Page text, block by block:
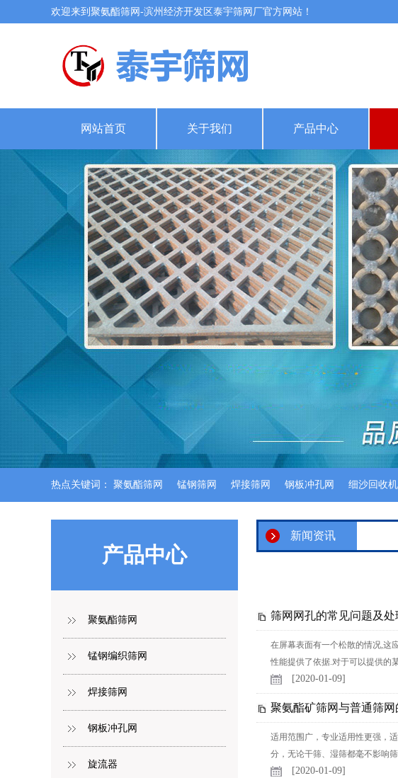
欢迎来到聚氨酯筛网-滨州经济开发区泰宇筛网厂官方网站！
网站首页 关于我们 产品中心
热点关键词： 聚氨酯筛网 锰钢筛网 焊接筛网 钢板冲孔网 细沙回收机
产品中心
聚氨酯筛网
锰钢编织筛网
焊接筛网
钢板冲孔网
旋流器
新闻资讯
筛网网孔的常见问题及处
在屏幕表面有一个松散的情况,这
性能提供了依据.对于可以提供的
[2020-01-09]
聚氨酯矿筛网与普通筛网
适用范围广，专业适用性更强，
分，无论干筛、湿筛都毫不影响
[2020-01-09]